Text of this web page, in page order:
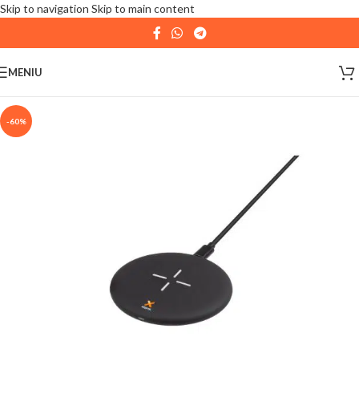
Skip to navigation Skip to main content
| 📦 Program livrari|In perioada11 August - 18
August,
MENIU
-60%